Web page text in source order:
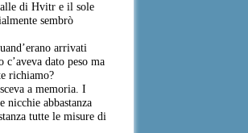
di Hvitr e il sole
sembrò
arrivati
dato peso ma
richiamo?
a memoria. I
nicchie abbastanza
tutte le misure di